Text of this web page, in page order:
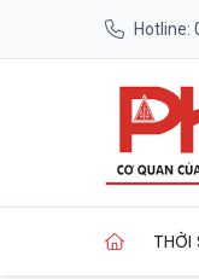
Hotline:
THỜI